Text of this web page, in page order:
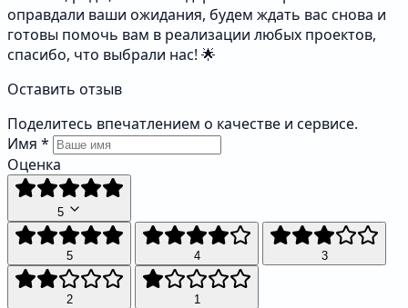
оправдали ваши ожидания, будем ждать вас снова и
готовы помочь вам в реализации любых проектов,
спасибо, что выбрали нас! 🌟
Оставить отзыв
Поделитесь впечатлением о качестве и сервисе.
Имя *
Оценка
5
5 4 3
2 1